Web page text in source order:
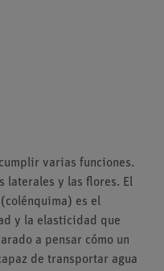
varias funciones.
laterales y las flores. El
es el
y la elasticidad que
a pensar cómo un
de transportar agua